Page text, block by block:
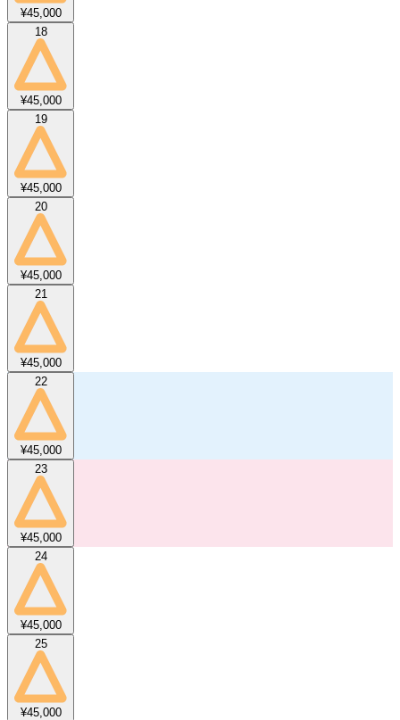
¥45,000
18
¥45,000
19
¥45,000
20
¥45,000
21
¥45,000
22
¥45,000
23
¥45,000
24
¥45,000
25
¥45,000